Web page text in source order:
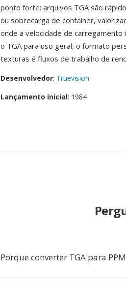
ponto forte: arquivos TGA são
ou sobrecarga de container,
onde a velocidade de carregamento
o TGA para uso geral, o formato
texturas é fluxos de trabalho de
Desenvolvedor: Truevision
Lançamento inicial: 1984
Porque converter TGA para